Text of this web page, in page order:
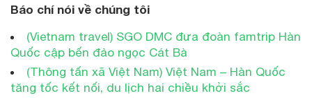
Báo chí nói về chúng tôi
(Vietnam travel) SGO DMC đưa đoàn famtrip Hàn
Quốc cập bến đảo ngọc Cát Bà
(Thông tấn xã Việt Nam) Việt Nam – Hàn Quốc
tăng tốc kết nối, du lịch hai chiều khởi sắc